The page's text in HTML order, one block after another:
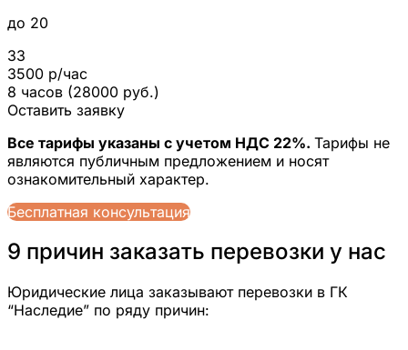
до 20
33
3500 р/час
8 часов (28000 руб.)
Оставить заявку
Все тарифы указаны с учетом НДС 22%. Тарифы не
являются публичным предложением и носят
ознакомительный характер.
Бесплатная консультация
9 причин заказать перевозки у нас
Юридические лица заказывают перевозки в ГК
“Наследие” по ряду причин: